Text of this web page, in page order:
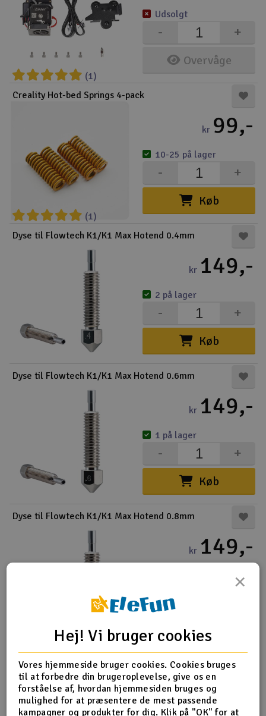
(1)
Overvåge
+
-
Udsolgt
Creality Hot-bed Springs 4-pack
(1)
kr 99,-
Køb
+
-
10-25 på lager
Dyse til Flowtech K1/K1 Max Hotend 0.4mm
kr 149,-
Køb
+
-
2 på lager
Dyse til Flowtech K1/K1 Max Hotend 0.6mm
kr 149,-
Køb
+
-
1 på lager
Dyse til Flowtech K1/K1 Max Hotend 0.8mm
kr 149,-
-28%
Dyse til Flowtech K1/K1 Max Hotend 1.0mm
kr105,-
Før
×
Hej! Vi bruger cookies
Vores hjemmeside bruger cookies. Cookies bruges
til at forbedre din brugeroplevelse, give os en
forståelse af, hvordan hjemmesiden bruges og
mulighed for at præsentere de mest passende
kampagner og produkter for dig. Klik på "OK" for at